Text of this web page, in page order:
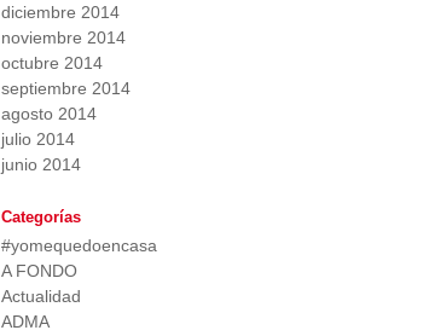
diciembre 2014
noviembre 2014
octubre 2014
septiembre 2014
agosto 2014
julio 2014
junio 2014
Categorías
#yomequedoencasa
A FONDO
Actualidad
ADMA